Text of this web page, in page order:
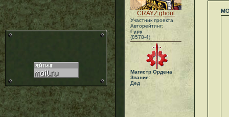
CRAYZ ghoul
Участник проекта
Авторейтинг:
Гуру
(8578-4)
Магистр Ордена
Звание:
Дед